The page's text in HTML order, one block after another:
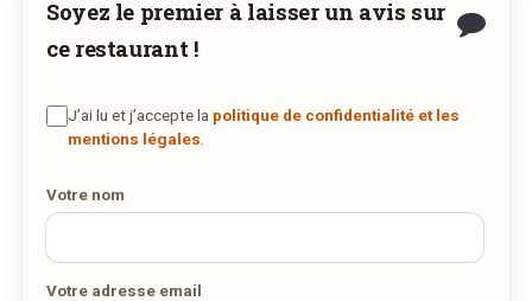
Demandez-lui de rejoindre
commander et être livré chez vous !
DÉCOUVRIR LA LIVRAISON
Soyez le premier à laisser un avis sur
ce restaurant !
J’ai lu et j’accepte la politique de confidentialité et les
mentions légales
Votre nom
Votre adresse email